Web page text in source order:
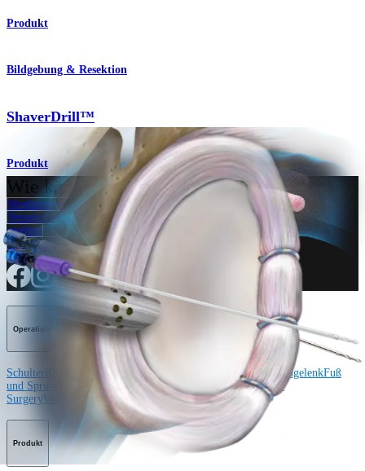
Produkt
Bildgebung & Resektion
ShaverDrill™
Produkt
Wie können wir Ihnen helfen?
Medizinproduktberater:in kontaktieren
Veranstaltungen, Lab-Vorführungen und Schulungsmöglichkeiten
ansehen
Unseren Newsletter abonnieren
Besuchen Sie uns
Operationsverfahren
Schulter EllenbogenSchulterendoprothetik Hand und HandgelenkFuß
und Sprunggelenk
Trauma HüfteOrthobiologie
Cardiothoracic
SurgeryWirbelsäule
Produkt